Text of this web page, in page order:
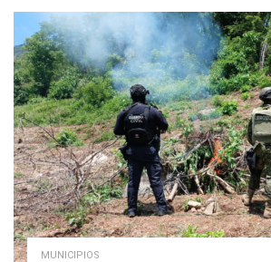
MUNICIPIOS